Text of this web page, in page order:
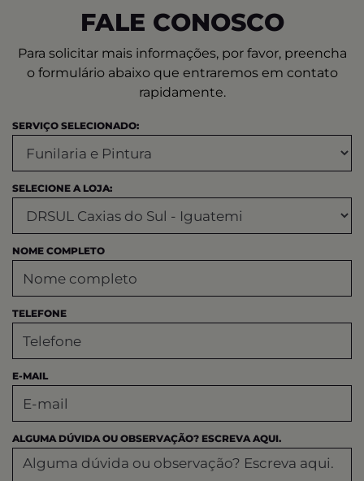
FALE CONOSCO
Para solicitar mais informações, por favor, preencha
o formulário abaixo que entraremos em contato
rapidamente.
SERVIÇO SELECIONADO:
SELECIONE A LOJA:
NOME COMPLETO
TELEFONE
E-MAIL
ALGUMA DÚVIDA OU OBSERVAÇÃO? ESCREVA AQUI.